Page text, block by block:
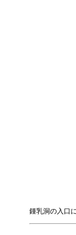
鍾乳洞の入口